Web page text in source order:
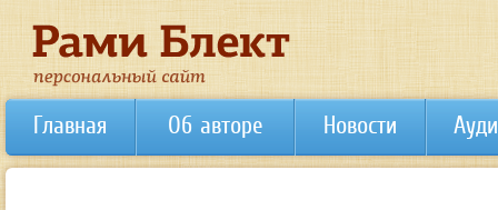
Главная Об авторе Новости